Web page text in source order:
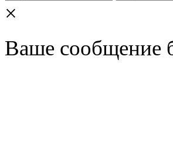
×
Ваше сообщение